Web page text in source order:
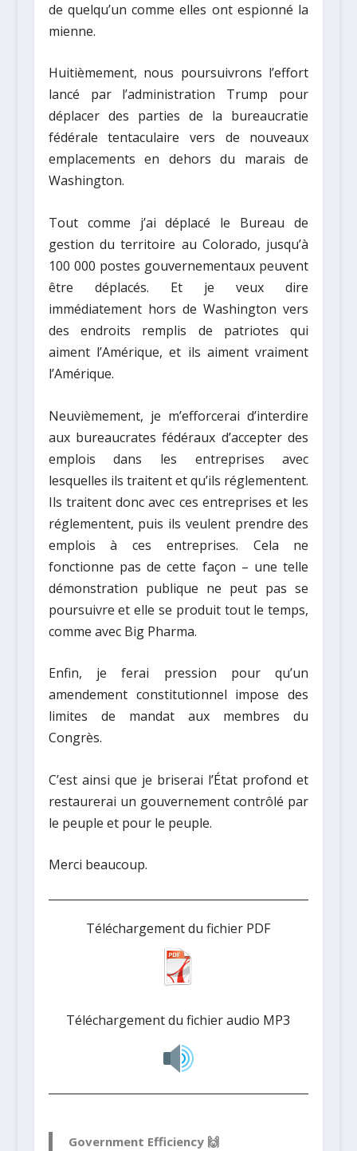
de quelqu’un comme elles ont espionné la
mienne.
Huitièmement, nous poursuivrons l’effort
lancé par l’administration Trump pour
déplacer des parties de la bureaucratie
fédérale tentaculaire vers de nouveaux
emplacements en dehors du marais de
Washington.
Tout comme j’ai déplacé le Bureau de
gestion du territoire au Colorado, jusqu’à
100 000 postes gouvernementaux peuvent
être déplacés. Et je veux dire
immédiatement hors de Washington vers
des endroits remplis de patriotes qui
aiment l’Amérique, et ils aiment vraiment
l’Amérique.
Neuvièmement, je m’efforcerai d’interdire
aux bureaucrates fédéraux d’accepter des
emplois dans les entreprises avec
lesquelles ils traitent et qu’ils réglementent.
Ils traitent donc avec ces entreprises et les
réglementent, puis ils veulent prendre des
emplois à ces entreprises. Cela ne
fonctionne pas de cette façon – une telle
démonstration publique ne peut pas se
poursuivre et elle se produit tout le temps,
comme avec Big Pharma.
Enfin, je ferai pression pour qu’un
amendement constitutionnel impose des
limites de mandat aux membres du
Congrès.
C’est ainsi que je briserai l’État profond et
restaurerai un gouvernement contrôlé par
le peuple et pour le peuple.
Merci beaucoup.
Téléchargement du fichier PDF
Téléchargement du fichier audio MP3
Government Efficiency 🙌